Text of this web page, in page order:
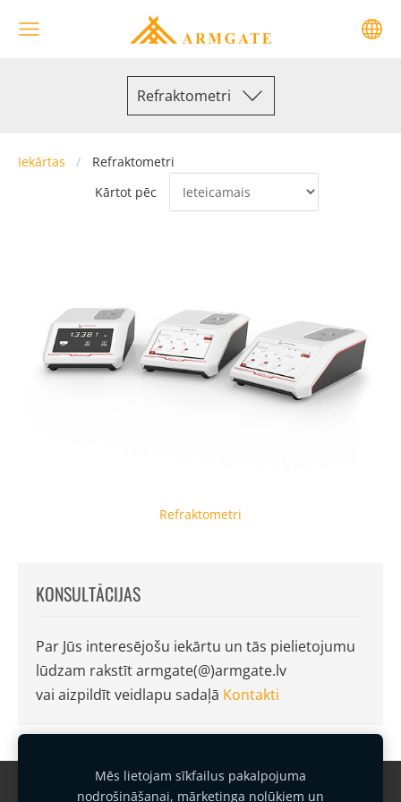
Refraktometri
KONSULTĀCIJAS
Par Jūs interesējošu iekārtu un tās pielietojumu
lūdzam rakstīt armgate(@)armgate.lv
vai aizpildīt veidlapu sadaļā Kontakti
Iekārtas
Refraktometri
Kārtot pēc
Refraktometri
Garantijas noteikumi Kontakti
Mēs lietojam sīkfailus pakalpojuma
nodrošināšanai, mārketinga nolūkiem un